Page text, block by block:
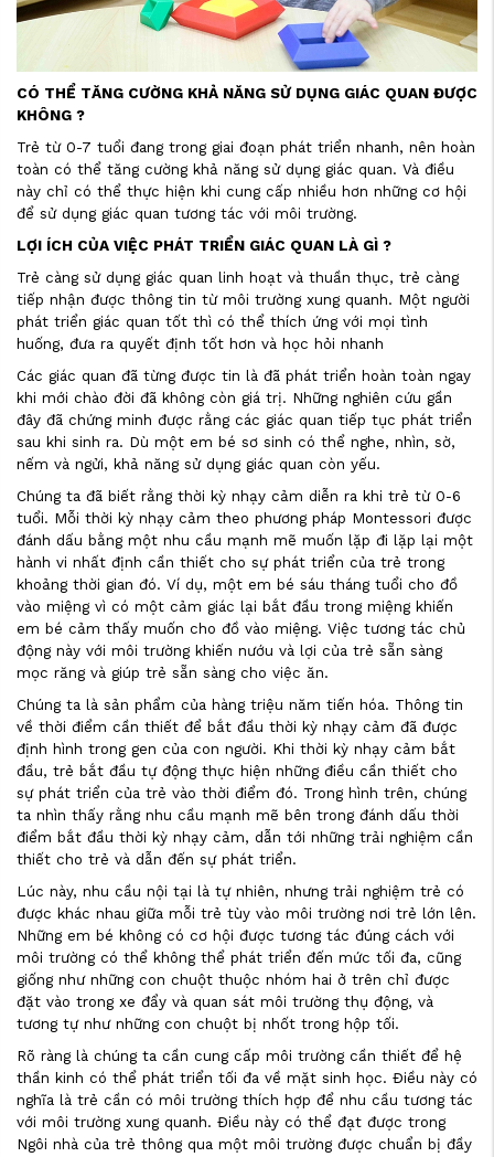
CÓ THỂ TĂNG CƯỜNG KHẢ NĂNG SỬ DỤNG GIÁC QUAN ĐƯỢC
KHÔNG ?
Trẻ từ 0-7 tuổi đang trong giai đoạn phát triển nhanh, nên hoàn
toàn có thể tăng cường khả năng sử dụng giác quan. Và điều
này chỉ có thể thực hiện khi cung cấp nhiều hơn những cơ hội
để sử dụng giác quan tương tác với môi trường.
LỢI ÍCH CỦA VIỆC PHÁT TRIỂN GIÁC QUAN LÀ GÌ ?
Trẻ càng sử dụng giác quan linh hoạt và thuần thục, trẻ càng
tiếp nhận được thông tin từ môi trường xung quanh. Một người
phát triển giác quan tốt thì có thể thích ứng với mọi tình
huống, đưa ra quyết định tốt hơn và học hỏi nhanh
Các giác quan đã từng được tin là đã phát triển hoàn toàn ngay
khi mới chào đời đã không còn giá trị. Những nghiên cứu gần
đây đã chứng minh được rằng các giác quan tiếp tục phát triển
sau khi sinh ra. Dù một em bé sơ sinh có thể nghe, nhìn, sờ,
nếm và ngửi, khả năng sử dụng giác quan còn yếu.
Chúng ta đã biết rằng thời kỳ nhạy cảm diễn ra khi trẻ từ 0-6
tuổi. Mỗi thời kỳ nhạy cảm theo phương pháp Montessori được
đánh dấu bằng một nhu cầu mạnh mẽ muốn lặp đi lặp lại một
hành vi nhất định cần thiết cho sự phát triển của trẻ trong
khoảng thời gian đó. Ví dụ, một em bé sáu tháng tuổi cho đồ
vào miệng vì có một cảm giác lại bắt đầu trong miệng khiến
em bé cảm thấy muốn cho đồ vào miệng. Việc tương tác chủ
động này với môi trường khiến nướu và lợi của trẻ sẵn sàng
mọc răng và giúp trẻ sẵn sàng cho việc ăn.
Chúng ta là sản phẩm của hàng triệu năm tiến hóa. Thông tin
về thời điểm cần thiết để bắt đầu thời kỳ nhạy cảm đã được
định hình trong gen của con người. Khi thời kỳ nhạy cảm bắt
đầu, trẻ bắt đầu tự động thực hiện những điều cần thiết cho
sự phát triển của trẻ vào thời điểm đó. Trong hình trên, chúng
ta nhìn thấy rằng nhu cầu mạnh mẽ bên trong đánh dấu thời
điểm bắt đầu thời kỳ nhạy cảm, dẫn tới những trải nghiệm cần
thiết cho trẻ và dẫn đến sự phát triển.
Lúc này, nhu cầu nội tại là tự nhiên, nhưng trải nghiệm trẻ có
được khác nhau giữa mỗi trẻ tùy vào môi trường nơi trẻ lớn lên.
Những em bé không có cơ hội được tương tác đúng cách với
môi trường có thể không thể phát triển đến mức tối đa, cũng
giống như những con chuột thuộc nhóm hai ở trên chỉ được
đặt vào trong xe đẩy và quan sát môi trường thụ động, và
tương tự như những con chuột bị nhốt trong hộp tối.
Rõ ràng là chúng ta cần cung cấp môi trường cần thiết để hệ
thần kinh có thể phát triển tối đa về mặt sinh học. Điều này có
nghĩa là trẻ cần có môi trường thích hợp để nhu cầu tương tác
với môi trường xung quanh. Điều này có thể đạt được trong
Ngôi nhà của trẻ thông qua một môi trường được chuẩn bị đầy